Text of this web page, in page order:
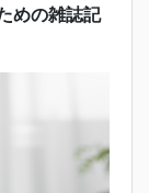
めの雑誌記